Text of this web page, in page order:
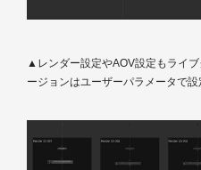
▲レンダー設定やAOV設定もライ
ージョンはユーザーパラメータで設